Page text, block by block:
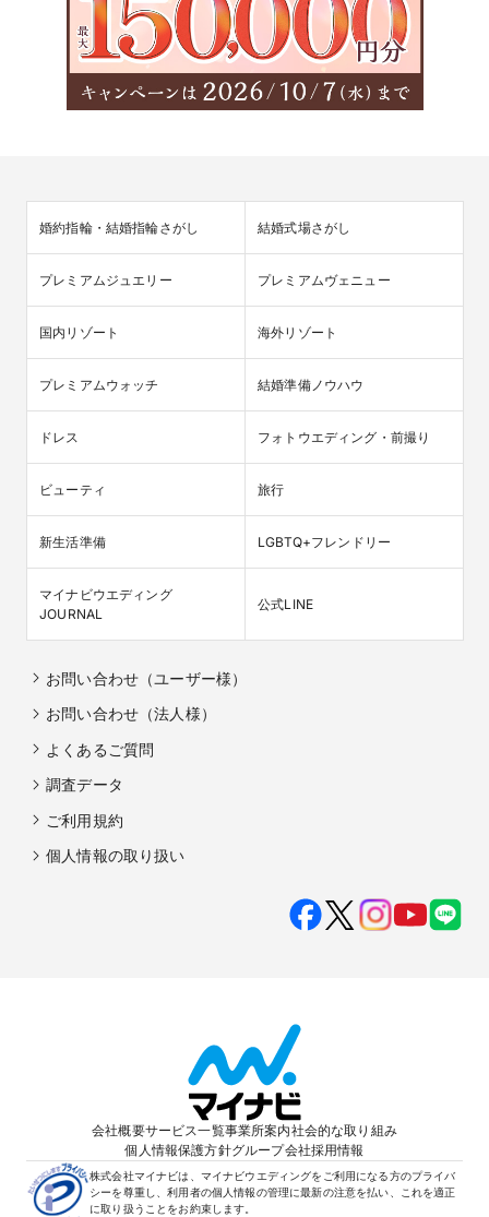
婚約指輪・結婚指輪さがし 結婚式場さがし
プレミアムジュエリー プレミアムヴェニュー
国内リゾート 海外リゾート
プレミアムウォッチ 結婚準備ノウハウ
ドレス フォトウエディング・前撮り
ビューティ 旅行
新生活準備 LGBTQ+フレンドリー
マイナビウエディング
JOURNAL
公式LINE
お問い合わせ（ユーザー様）
お問い合わせ（法人様）
よくあるご質問
調査データ
ご利用規約
個人情報の取り扱い
会社概要サービス一覧事業所案内社会的な取り組み
個人情報保護方針グループ会社採用情報
株式会社マイナビは、マイナビウエディングをご利用になる方のプライバ
シーを尊重し、利用者の個人情報の管理に最新の注意を払い、これを適正
に取り扱うことをお約束します。